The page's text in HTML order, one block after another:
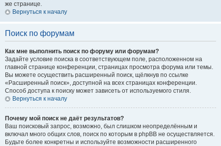
же странице.
Вернуться к началу
Поиск по форумам
Как мне выполнить поиск по форуму или форумам?
Задайте условие поиска в соответствующем поле, расположенном на
главной странице конференции, страницах просмотра форума или темы.
Вы можете осуществить расширенный поиск, щёлкнув по ссылке
«Расширенный поиск», доступной на всех страницах конференции.
Способ доступа к поиску может зависеть от используемого стиля.
Вернуться к началу
Почему мой поиск не даёт результатов?
Ваш поисковый запрос, возможно, был слишком неопределённым и
включал много общих слов, поиск по которым в phpBB не осуществляется.
Будьте более конкретны и используйте возможности расширенного